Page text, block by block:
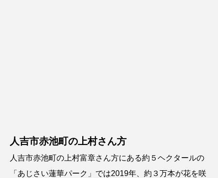
人吉市赤池町の上村さん方
人吉市赤池町の上村富章さん方にある約５ヘクタールの
「あじさい蓮華パーク」では2019年、約３万本が花を咲